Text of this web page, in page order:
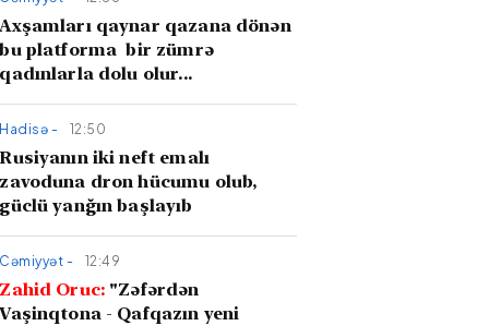
Axşamları qaynar qazana dönən
bu platforma bir zümrə
qadınlarla dolu olur...
Hadisə - 12:50
Rusiyanın iki neft emalı
zavoduna dron hücumu olub,
güclü yanğın başlayıb
Cəmiyyət - 12:49
Zahid Oruc: "Zəfərdən
Vaşinqtona - Qafqazın yeni